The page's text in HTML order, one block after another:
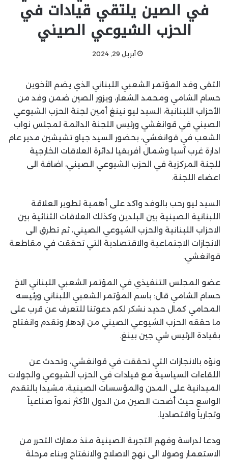
في الصين يلتقي قيادات في
الحزب الشيوعي الصيني
أبريل 29, 2024
التقى وفد المؤتمر الشعبي اللبناني الذي يضم الأخوين
حسام الشامي ومحمد الشعار، ويزور الصين ضمن وفد من
الأحزاب اللبنانية، السيد ليو نينغ أمين لجنة الحزب الشيوعي
الصيني في قوانغشي ورئيس اللجنة الدائمة لمجلس نواب
الشعب في قوانغشي، بحضور السيد جياو تشيشين مدير عام
ادارة غرب آسيا وشمال أفريقيا لدائرة العلاقات الخارجية
للجنة المركزية في الحزب الشيوعي الصيني، اضافة الى
اعضاء اللجنة.
السيد ليو رحب بالوفد واكد على أهمية تطوير العلاقة
اللبنانية الصينية بين البلدين وكذلك العلاقات الثنائية بين
الاحزاب اللبنانية والحزب الشيوعي الصيني، ثم تطرق الى
الانجازات الاجتماعية والاقتصادية التي تحققت في مقاطعة
قوانغشي.
عضو المجلس التنفيذي في المؤتمر الشعبي اللبناني الاخ
حسام الشامي قال: باسم المؤتمر الشعبي اللبناني ورئيسه
المحامي كمال حديد نشكر لكم دعوتنا للتعرف عن قرب على
ما حققه الحزب الشيوعي الصيني من ازدهار وتقدم وانفتاح
بقيادة الرئيس شي جين بينغ.
ونوّه بالانجازات التي تحققت في قوانغشي، وتحدث عن
اللقاءات السياسية مع قيادات في الحزب الشيوعي والجولات
الميدانية على المدن والمؤسسات الصينية، مشيدا بالتقدم
الواسع حيث أضحت الصين من الدول الأكثر نمواً صناعياً
وتجارياً واقتصاديا.
ودعا لدراسة وفهم التجربة الصينية منذ معارك التحرر من
الاستعمار وصولا الى نهج الاصلاح والانفتاح وبناء مرحلة